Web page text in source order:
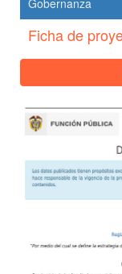
Gobernanza
Ficha de